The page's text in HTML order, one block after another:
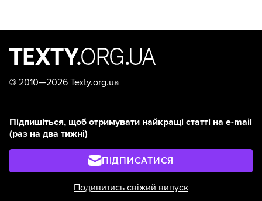
© 2010—2026 Texty.org.ua
Підпишіться, щоб отримувати найкращі статті на e-mail
(раз на два тижні)
ПІДПИСАТИСЯ
Подивитись свіжий випуск